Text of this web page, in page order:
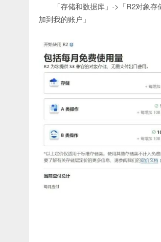
「存储和数据库」->「R2对象
加到我的账户」